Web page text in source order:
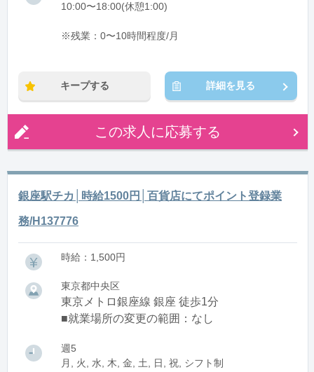
10:00〜18:00(休憩1:00)
※残業：0〜10時間程度/月
キープする 詳細を見る
この求人に応募する
銀座駅チカ│時給1500円│百貨店にてポイント登録業
務/H137776
時給：1,500円
東京都中央区
東京メトロ銀座線 銀座 徒歩1分
■就業場所の変更の範囲：なし
週5
月, 火, 水, 木, 金, 土, 日, 祝, シフト制